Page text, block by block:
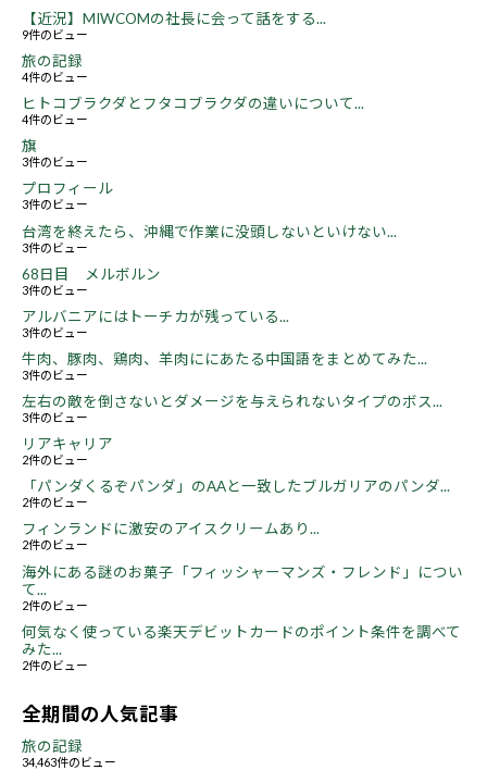
【近況】MIWCOMの社長に会って話をする...
9件のビュー
旅の記録
4件のビュー
ヒトコブラクダとフタコブラクダの違いについて...
4件のビュー
旗
3件のビュー
プロフィール
3件のビュー
台湾を終えたら、沖縄で作業に没頭しないといけない...
3件のビュー
68日目 メルボルン
3件のビュー
アルバニアにはトーチカが残っている...
3件のビュー
牛肉、豚肉、鶏肉、羊肉ににあたる中国語をまとめてみた...
3件のビュー
左右の敵を倒さないとダメージを与えられないタイプのボス...
3件のビュー
リアキャリア
2件のビュー
「パンダくるぞパンダ」のAAと一致したブルガリアのパンダ...
2件のビュー
フィンランドに激安のアイスクリームあり...
2件のビュー
海外にある謎のお菓子「フィッシャーマンズ・フレンド」につい
て...
2件のビュー
何気なく使っている楽天デビットカードのポイント条件を調べて
みた...
2件のビュー
全期間の人気記事
旅の記録
34,463件のビュー